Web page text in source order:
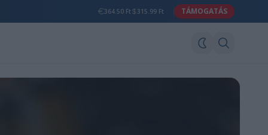
364.50 Ft 315.99 Ft TÁMOGATÁS